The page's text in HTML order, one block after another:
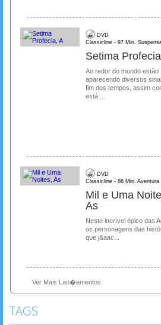
DVD
Classicline - 97 Min.
Setima
Ao redor do mundo estão
aparecendo diversos
fim dos tempos, assim
está ...
DVD
Classicline - 86 Min. Aventura
Mil e Uma
As
Neste incrível épico das
os personagens das
que j&aac...
Ver Mais Lan�amentos
TAGS